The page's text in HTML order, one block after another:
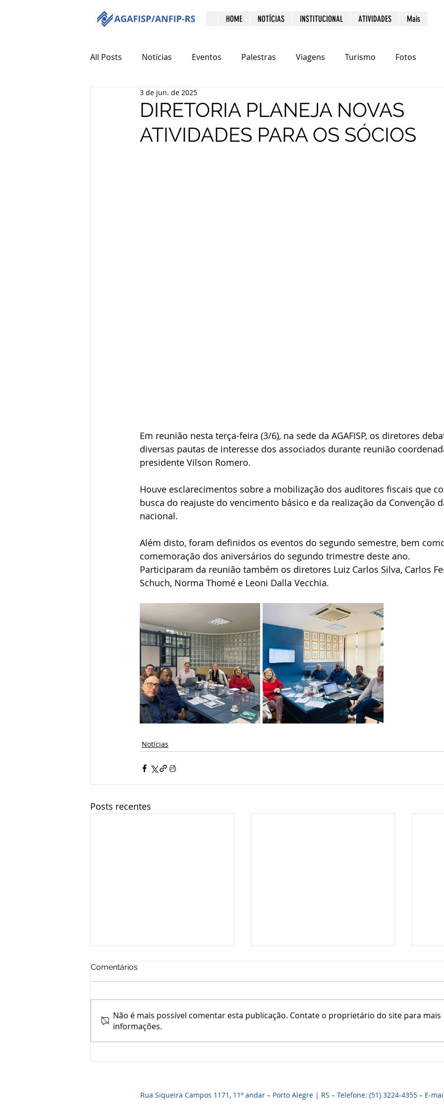
HOME NOTÍCIAS INSTITUCIONAL ATIVIDADES Mais
All Posts Notícias Eventos Palestras Viagens Turismo Fotos
DIRETORIA PLANEJA NOVAS
ATIVIDADES PARA OS SÓCIOS
3 de jun. de 2025
Em reunião nesta terça-feira (3/6), na sede da AGAFISP, os diretores
diversas pautas de interesse dos associados durante reunião
presidente Vilson Romero.
Houve esclarecimentos sobre a mobilização dos auditores fiscais que
busca do reajuste do vencimento básico e da realização da Convenção
nacional.
Além disto, foram definidos os eventos do segundo semestre, bem
comemoração dos aniversários do segundo trimestre deste ano.
Participaram da reunião também os diretores Luiz Carlos Silva, Carlos
Schuch, Norma Thomé e Leoni Dalla Vecchia.
Notícias
Posts recentes
NÚMERO RECORDE DE
MUDANÇA NO ESTATUTO
HOMENAGEM AOS PAIS
ASSOCIADOS NA SEDE
DO
Comentários
Não é mais possível comentar esta publicação. Contate o proprietário do site para mais
informações.
Rua Siqueira Campos 1171, 11º andar – Porto Alegre | RS – Telefone: (51) 3224-4355 – E-